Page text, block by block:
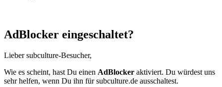
AdBlocker eingeschaltet?
Lieber subculture-Besucher,
Wie es scheint, hast Du einen AdBlocker aktiviert. Du würdest uns
sehr helfen, wenn Du ihn für subculture.de ausschaltest.